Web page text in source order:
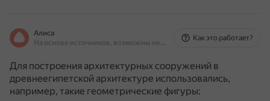
Алиса
На основе источников, возможны неточности
Как это работает?
Для построения архитектурных сооружений в
древнеегипетской архитектуре использовались,
например, такие геометрические фигуры: